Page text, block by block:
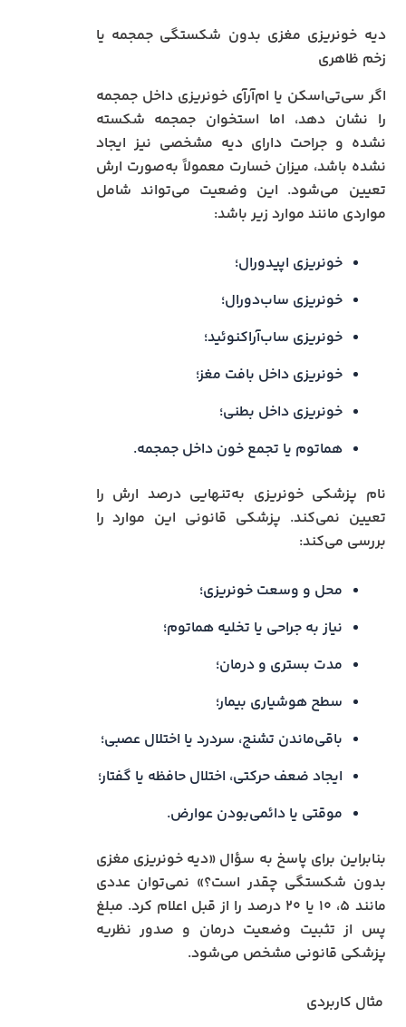
دیه خونریزی مغزی بدون شکستگی جمجمه یا
زخم ظاهری
اگر سی‌تی‌اسکن یا ام‌آر‌آی خونریزی داخل جمجمه
را نشان دهد، اما استخوان جمجمه شکسته
نشده و جراحت دارای دیه مشخصی نیز ایجاد
نشده باشد، میزان خسارت معمولاً به‌صورت ارش
تعیین می‌شود. این وضعیت می‌تواند شامل
مواردی مانند موارد زیر باشد:
خونریزی اپیدورال؛
خونریزی ساب‌دورال؛
خونریزی ساب‌آراکنوئید؛
خونریزی داخل بافت مغز؛
خونریزی داخل بطنی؛
هماتوم یا تجمع خون داخل جمجمه.
نام پزشکی خونریزی به‌تنهایی درصد ارش را
تعیین نمی‌کند. پزشکی قانونی این موارد را
بررسی می‌کند:
محل و وسعت خونریزی؛
نیاز به جراحی یا تخلیه هماتوم؛
مدت بستری و درمان؛
سطح هوشیاری بیمار؛
باقی‌ماندن تشنج، سردرد یا اختلال عصبی؛
ایجاد ضعف حرکتی، اختلال حافظه یا گفتار؛
موقتی یا دائمی‌بودن عوارض.
بنابراین برای پاسخ به سؤال «دیه خونریزی مغزی
بدون شکستگی چقدر است؟» نمی‌توان عددی
مانند ۵، ۱۰ یا ۲۰ درصد را از قبل اعلام کرد. مبلغ
پس از تثبیت وضعیت درمان و صدور نظریه
پزشکی قانونی مشخص می‌شود.
مثال کاربردی